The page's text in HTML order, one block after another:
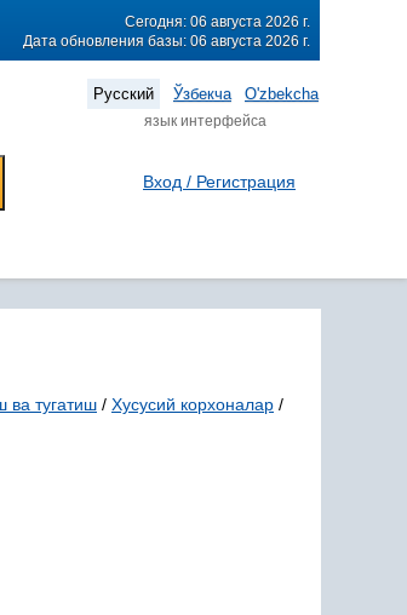
Сегодня: 06 августа 2026 г.
Дата обновления базы: 06 августа 2026 г.
Русский Ўзбекча O'zbekcha
язык интерфейса
Вход / Регистрация
ва тугатиш / Хусусий корхоналар /